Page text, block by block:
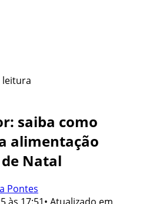
leitura
saiba como
alimentação
Natal
Pontes